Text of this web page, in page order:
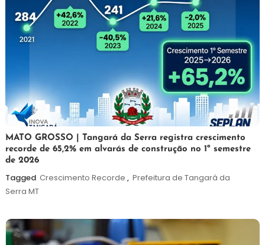
5
de
agosto
de
2026
Maurilio
MATO GROSSO | Tangará da Serra registra crescimento
recorde de 65,2% em alvarás de construção no 1º semestre
de 2026
Tagged Crescimento Recorde , Prefeitura de Tangará da
Serra MT